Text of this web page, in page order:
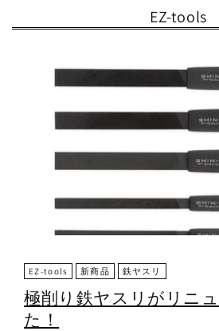
EZ-tools
EZ-tools 新商品 鉄ヤスリ
極削り鉄ヤスリがリニ
た！